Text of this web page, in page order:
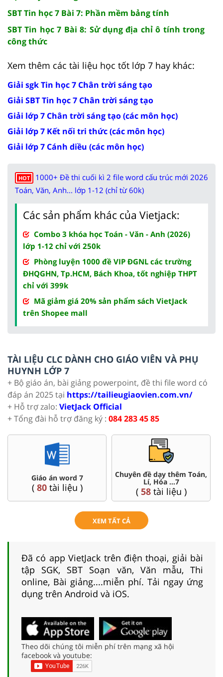
SBT Tin học 7 Bài 7: Phần mềm bảng tính
SBT Tin học 7 Bài 8: Sử dụng địa chỉ ô tính trong
công thức
Xem thêm các tài liệu học tốt lớp 7 hay khác:
Giải sgk Tin học 7 Chân trời sáng tạo
Giải SBT Tin học 7 Chân trời sáng tạo
Giải lớp 7 Chân trời sáng tạo (các môn học)
Giải lớp 7 Kết nối tri thức (các môn học)
Giải lớp 7 Cánh diều (các môn học)
HOT
1000+ Đề thi cuối kì 2 file word cấu trúc mới 2026
Toán, Văn, Anh... lớp 1-12 (chỉ từ 60k)
Các sản phẩm khác của Vietjack:
Combo 3 khóa học Toán - Văn - Anh (2026)
lớp 1-12 chỉ với 250k
Phòng luyện 1000 đề VIP ĐGNL các trường
ĐHQGHN, Tp.HCM, Bách Khoa, tốt nghiệp THPT
chỉ với 399k
Mã giảm giá 20% sản phẩm sách VietJack
trên Shopee mall
TÀI LIỆU CLC DÀNH CHO GIÁO VIÊN VÀ PHỤ
HUYNH LỚP 7
+ Bộ giáo án, bài giảng powerpoint, đề thi file word có
đáp án 2025 tại https://tailieugiaovien.com.vn/
+ Hỗ trợ zalo: VietJack Official
+ Tổng đài hỗ trợ đăng ký : 084 283 45 85
Giáo án word 7
( 80tài liệu )
Chuyên đề dạy thêm Toán,
Lí, Hóa ...7
( 58tài liệu )
XEM TẤT CẢ
Đã có app VietJack trên điện thoại, giải bài
tập SGK, SBT Soạn văn, Văn mẫu, Thi
online, Bài giảng....miễn phí. Tải ngay ứng
dụng trên Android và iOS.
Theo dõi chúng tôi miễn phí trên mạng xã hội
facebook và youtube: